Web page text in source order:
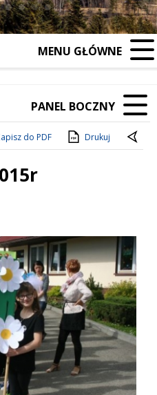
MENU GŁÓWNE
PANEL BOCZNY
do PDF Drukuj